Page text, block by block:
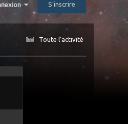
S’inscrire
Toute l’activité